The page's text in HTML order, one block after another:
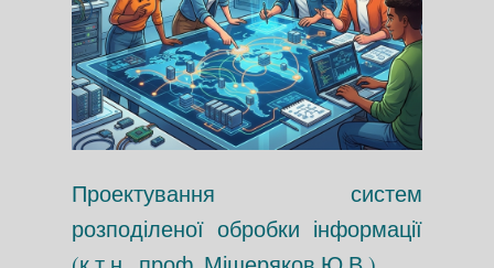
Проектування систем
розподіленої обробки інформації